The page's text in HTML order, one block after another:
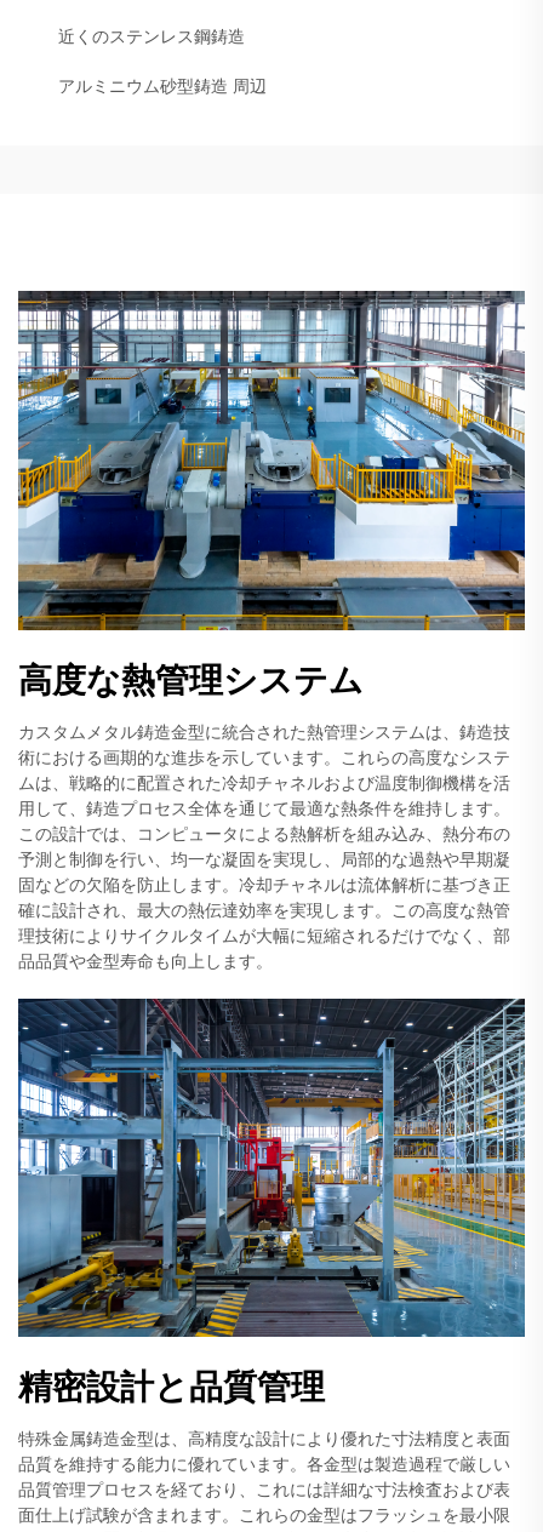
近くのステンレス鋼鋳造
アルミニウム砂型鋳造 周辺
高度な熱管理システム
カスタムメタル鋳造金型に統合された熱管理システムは、鋳造技
術における画期的な進歩を示しています。これらの高度なシステ
ムは、戦略的に配置された冷却チャネルおよび温度制御機構を活
用して、鋳造プロセス全体を通じて最適な熱条件を維持します。
この設計では、コンピュータによる熱解析を組み込み、熱分布の
予測と制御を行い、均一な凝固を実現し、局部的な過熱や早期凝
固などの欠陥を防止します。冷却チャネルは流体解析に基づき正
確に設計され、最大の熱伝達効率を実現します。この高度な熱管
理技術によりサイクルタイムが大幅に短縮されるだけでなく、部
品品質や金型寿命も向上します。
精密設計と品質管理
特殊金属鋳造金型は、高精度な設計により優れた寸法精度と表面
品質を維持する能力に優れています。各金型は製造過程で厳しい
品質管理プロセスを経ており、これには詳細な寸法検査および表
面仕上げ試験が含まれます。これらの金型はフラッシュを最小限